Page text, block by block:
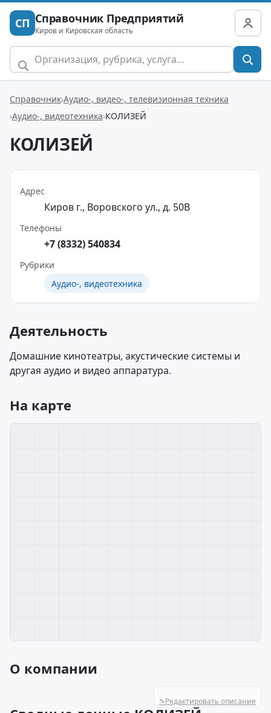
СП Справочник Предприятий
Киров и Кировская область
Справочник Аудио-, видео-, телевизионная техника
Аудио-, видеотехника КОЛИЗЕЙ
КОЛИЗЕЙ
Адрес
Киров г., Воровского ул., д. 50В
Телефоны
+7 (8332) 540834
Рубрики
Аудио-, видеотехника
Деятельность
Домашние кинотеатры, акустические системы и
другая аудио и видео аппаратура.
На карте
О компании
✎Редактировать описание